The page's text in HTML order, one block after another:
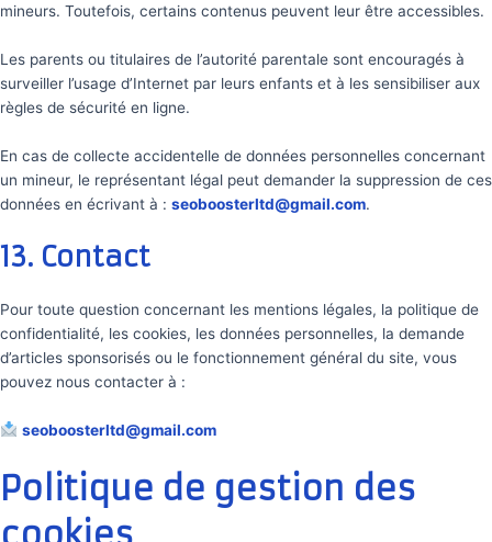
mineurs. Toutefois, certains contenus peuvent leur être accessibles.
Les parents ou titulaires de l’autorité parentale sont encouragés à
surveiller l’usage d’Internet par leurs enfants et à les sensibiliser aux
règles de sécurité en ligne.
En cas de collecte accidentelle de données personnelles concernant
un mineur, le représentant légal peut demander la suppression de ces
données en écrivant à : seoboosterltd@gmail.com.
13. Contact
Pour toute question concernant les mentions légales, la politique de
confidentialité, les cookies, les données personnelles, la demande
d’articles sponsorisés ou le fonctionnement général du site, vous
pouvez nous contacter à :
seoboosterltd@gmail.com
Politique de gestion des